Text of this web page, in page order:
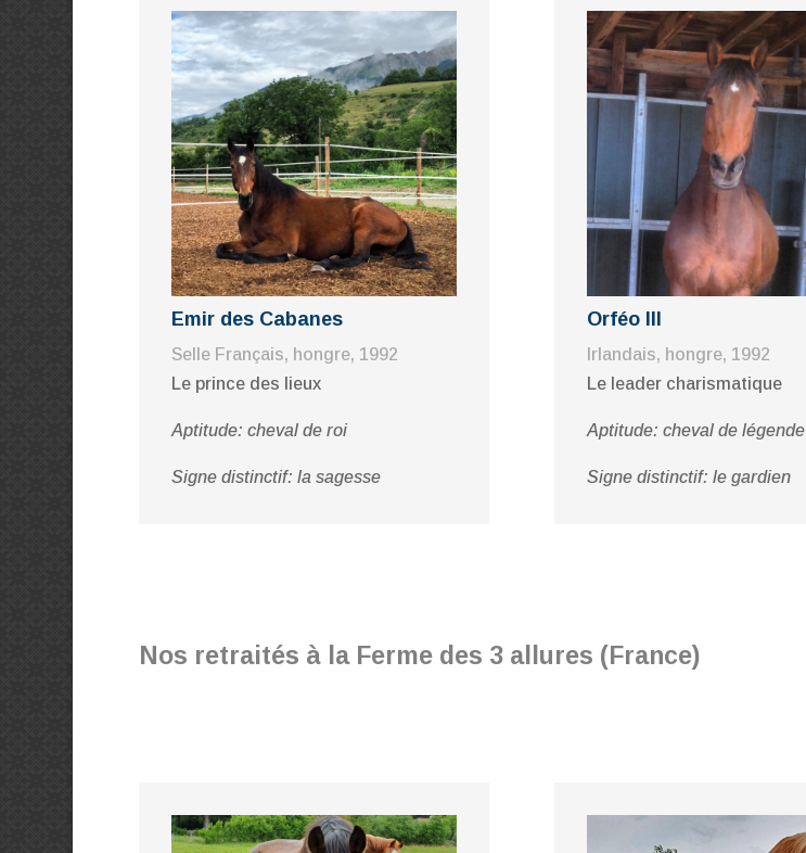
Emir des Cabanes
Selle Français, hongre, 1992
Le prince des lieux
Aptitude: cheval de roi
Signe distinctif: la sagesse
Orféo III
Irlandais, hongre, 1992
Le leader charismatique
Aptitude: cheval de légende
Signe distinctif: le gardien
Nos retraités à la Ferme des 3 allures (France)